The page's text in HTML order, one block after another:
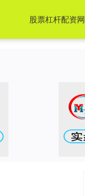
股票杠杆配资网